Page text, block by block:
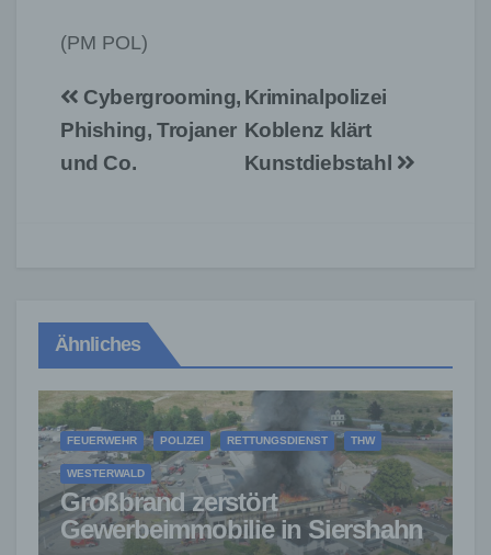
(PM POL)
Beitragsnavigation
Kriminalpolizei
Koblenz klärt
Kunstdiebstahl
Cybergrooming,
Phishing, Trojaner
und Co.
Ähnliches
FEUERWEHR POLIZEI RETTUNGSDIENST THW
WESTERWALD
Großbrand zerstört
Gewerbeimmobilie in Siershahn